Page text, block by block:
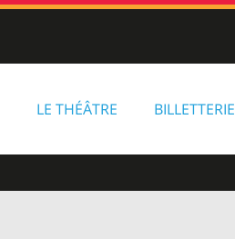
LE THÉÂTRE BILLETTERIE